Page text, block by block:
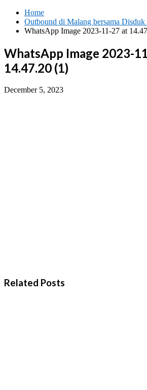
Skip
content
Home
Outbound di Malang bersama
WhatsApp Image 2023-11-27 at
WhatsApp Image 2023-
14.47.20 (1)
December 5, 2023
Related Posts